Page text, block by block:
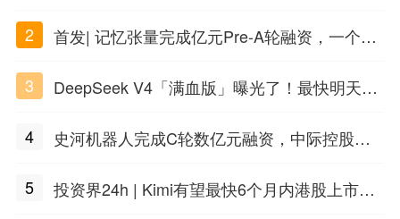
2
首发| 记忆张量完成亿元Pre-A轮融资，一个上
3
DeepSeek V4「满血版」曝光了！最快明天发
4
史河机器人完成C轮数亿元融资，中际控股领
5
投资界24h | Kimi有望最快6个月内港股上市；